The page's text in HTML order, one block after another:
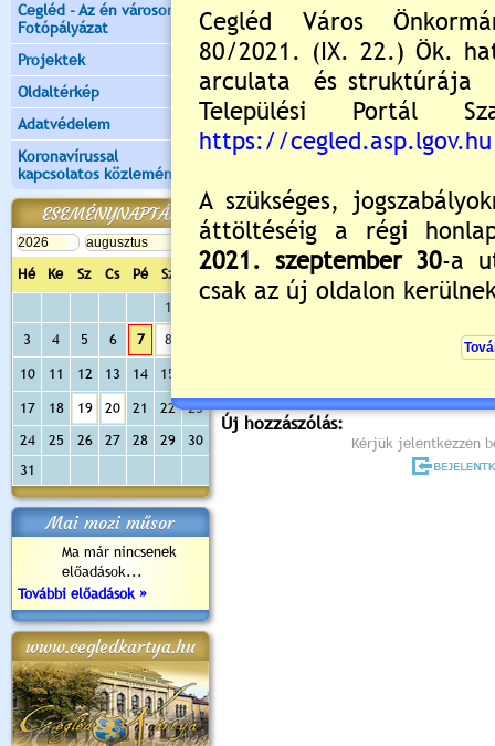
Cegléd - Az én városom -
Fotópályázat
Projektek
Oldaltérkép
Adatvédelem
Koronavírussal
kapcsolatos közlemények
ESEMÉNYNAPTÁR
Hé Ke Sz Cs Pé Sz
Va
1
3
4 5 6 7 8
10 11 12 13 14 15
17 18 19 20 21 22
23
24
25 26 27 28 29
30
31
Mai mozi műsor
Ma már nincsenek
előadások...
További előadások »
www.cegledkartya.hu
Értékelés: 3 /2
Új hozzászólás:
Kérjük jelentkezzen